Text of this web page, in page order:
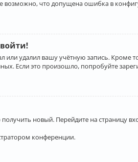
возможно, что допущена ошибка в
удалил вашу учётную запись. Кроме
это произошло, попробуйте
новый. Перейдите на страницу
конференции.